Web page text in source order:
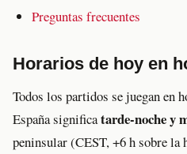
Preguntas frecuentes
Horarios de hoy en
Todos los partidos se juegan en
España significatarde-noche y
peninsular (CEST, +6 h sobre la